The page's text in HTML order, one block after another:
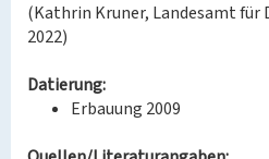
(Kathrin Kruner, Landesamt für
2022)
Datierung:
Erbauung 2009